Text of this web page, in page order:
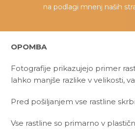
na podlagi mnenj naših
OPOMBA
Fotografije prikazujejo primer
lahko manjše razlike v velikosti,
Pred pošiljanjem vse rastline
Vse rastline so primarno v